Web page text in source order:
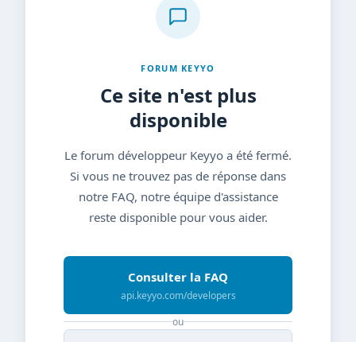
FORUM KEYYO
Ce site n'est plus
disponible
Le forum développeur Keyyo a été fermé.
Si vous ne trouvez pas de réponse dans
notre FAQ, notre équipe d'assistance
reste disponible pour vous aider.
Consulter la FAQ
api.keyyo.com/developers
ou